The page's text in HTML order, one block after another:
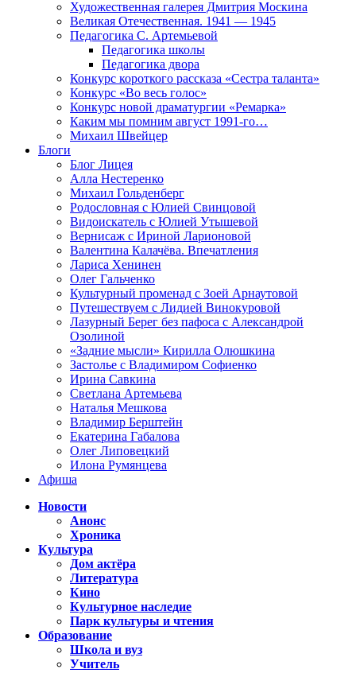
Художественная галерея Дмитрия Москина
Великая Отечественная. 1941 — 1945
Педагогика С. Артемьевой
Педагогика школы
Педагогика двора
Конкурс короткого рассказа «Сестра таланта»
Конкурс «Во весь голос»
Конкурс новой драматургии «Ремарка»
Каким мы помним август 1991-го…
Михаил Швейцер
Блоги
Блог Лицея
Алла Нестеренко
Михаил Гольденберг
Родословная с Юлией Свинцовой
Видоискатель с Юлией Утышевой
Вернисаж с Ириной Ларионовой
Валентина Калачёва. Впечатления
Лариса Хенинен
Олег Гальченко
Культурный променад с Зоей Арнаутовой
Путешествуем с Лидией Винокуровой
Лазурный Берег без пафоса с Александрой
Озолиной
«Задние мысли» Кирилла Олюшкина
Застолье с Владимиром Софиенко
Ирина Савкина
Светлана Артемьева
Наталья Мешкова
Владимир Берштейн
Екатерина Габалова
Олег Липовецкий
Илона Румянцева
Афиша
Новости
Анонс
Хроника
Культура
Дом актёра
Литература
Кино
Культурное наследие
Парк культуры и чтения
Образование
Школа и вуз
Учитель